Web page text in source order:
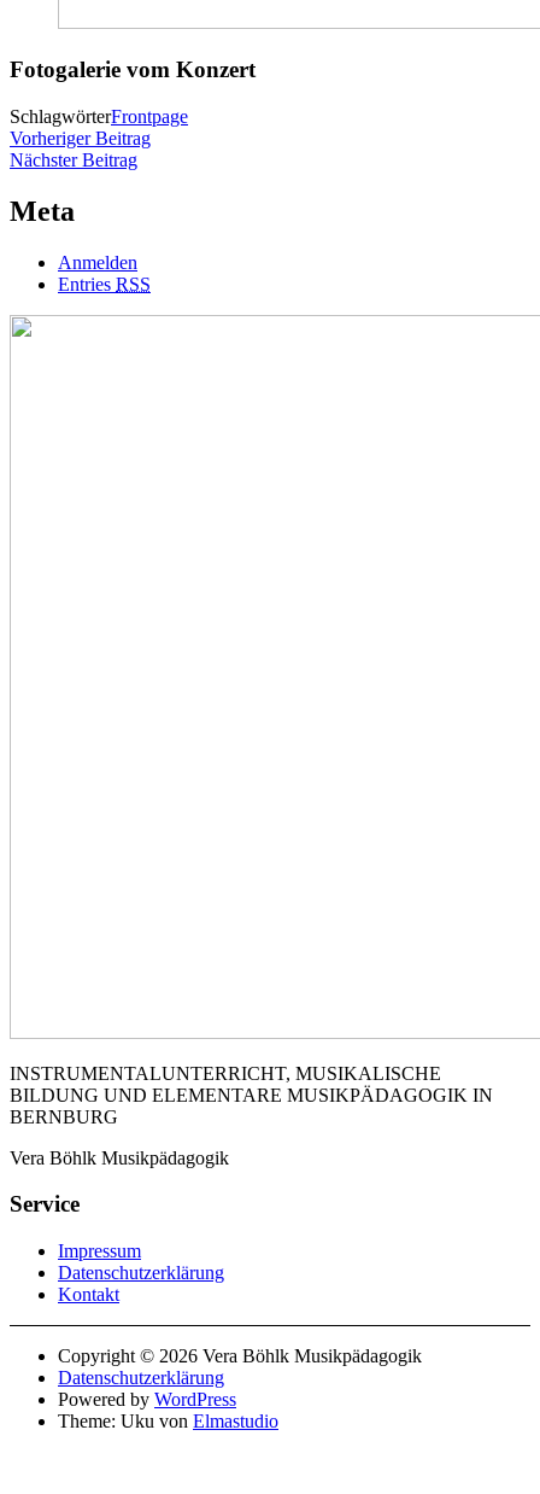
Fotogalerie vom Konzert
SchlagwörterFrontpage
Beitragsnavigation
Vorheriger BeitragVorheriger
Nächster BeitragNächster
Meta
Anmelden
Entries RSS
INSTRUMENTALUNTERRICHT, MUSIKALISCHE
BILDUNG UND ELEMENTARE MUSIKPÄDAGOGIK IN
BERNBURG
Vera Böhlk Musikpädagogik
Service
Impressum
Datenschutzerklärung
Kontakt
Copyright © 2026 Vera Böhlk Musikpädagogik
Datenschutzerklärung
Powered by WordPress
Theme: Uku von Elmastudio